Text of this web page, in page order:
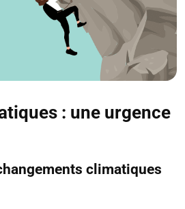
: une urgence
climatiques